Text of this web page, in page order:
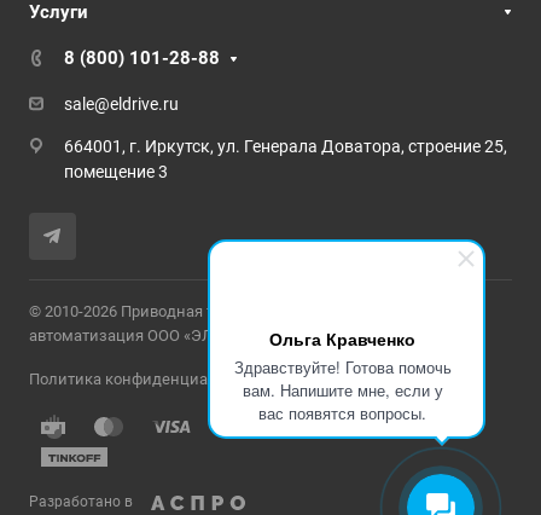
Ольга Кравченко
Здравствуйте! Готова помочь
вам. Напишите мне, если у
вас появятся вопросы.
Услуги
8 (800) 101-28-88
sale@eldrive.ru
664001, г. Иркутск, ул. Генерала Доватора, строение 25,
помещение 3
© 2010-2026 Приводная техника и промышленная
автоматизация ООО «ЭЛЕКТРОПРИВОД»
Политика конфиденциальности
Разработано в